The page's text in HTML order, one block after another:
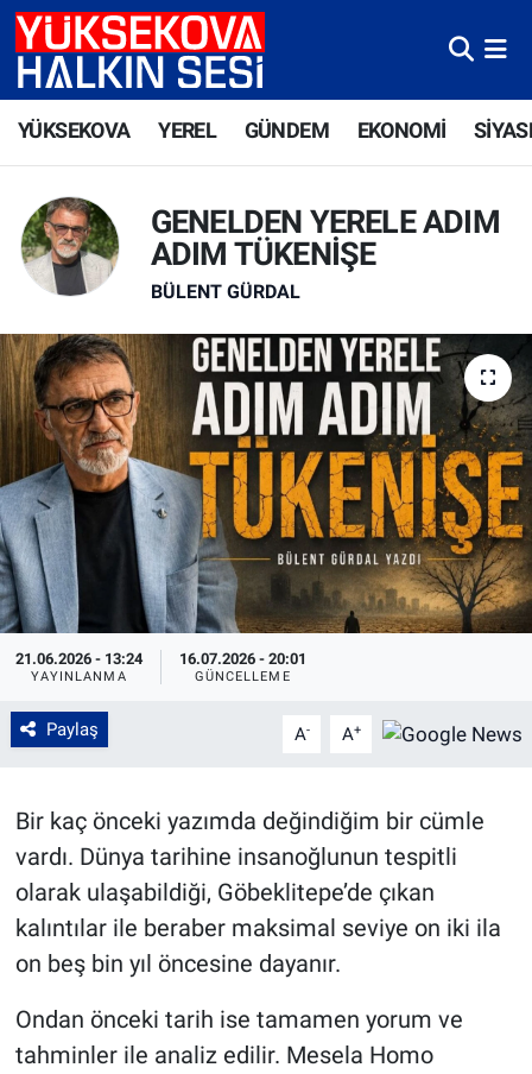
YÜKSEKOVA YEREL GÜNDEM EKONOMİ
GENELDEN YERELE ADIM
ADIM TÜKENİŞE
BÜLENT GÜRDAL
21.06.2026 - 13:24
YAYINLANMA
16.07.2026 - 20:01
GÜNCELLEME
Paylaş A- A+
Bir kaç önceki yazımda değindiğim bir cümle
vardı. Dünya tarihine insanoğlunun tespitli
olarak ulaşabildiği, Göbeklitepe’de çıkan
kalıntılar ile beraber maksimal seviye on iki ila
on beş bin yıl öncesine dayanır.
Ondan önceki tarih ise tamamen yorum ve
tahminler ile analiz edilir. Mesela Homo
Yüksekova Nöbetçi Eczaneler
Yüksekova Trafik Yoğunluk Haritası
Süper Lig Puan Durumu ve Fikstür
Tüm Manşetler
Son Dakika Haberleri
Haber Arşivi